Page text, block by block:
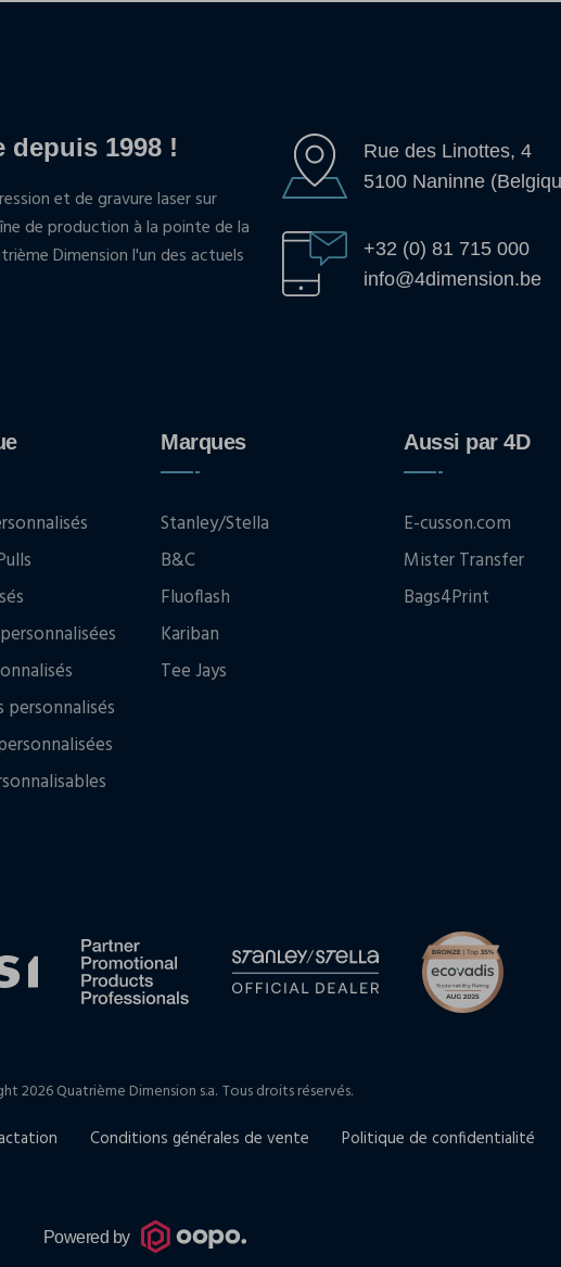
1998 !
et de gravure laser sur
de production à la pointe de la
Dimension l'un des actuels
Rue des Linottes, 4
5100 Naninne
+32 (0) 81 715 000
info@4dimension.be
personnalisés
Marques
Stanley/Stella
B&C
Fluoflash
Kariban
Tee Jays
Aussi par 4D
E-cusson.com
Mister Transfer
Bags4Print
2026 Quatrième Dimension s.a. Tous droits réservés.
Conditions générales de vente Politique de confidentialité
Powered by